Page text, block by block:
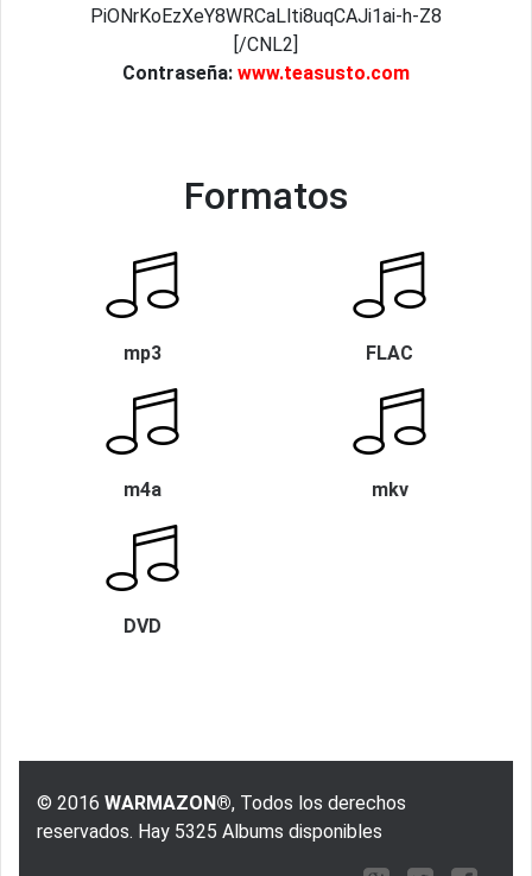
PiONrKoEzXeY8WRCaLlti8uqCAJi1ai-h-Z8
[/CNL2]
Contraseña: www.teasusto.com
Formatos
mp3 FLAC
m4a mkv
DVD
© 2016 WARMAZON®, Todos los derechos
reservados. Hay 5325 Albums disponibles